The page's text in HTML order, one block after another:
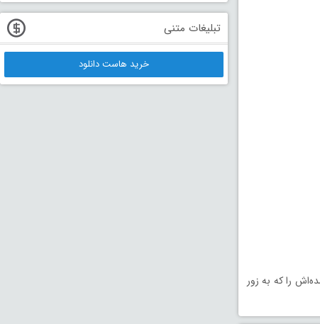
را که به زور
تبلیغات متنی
خرید هاست دانلود